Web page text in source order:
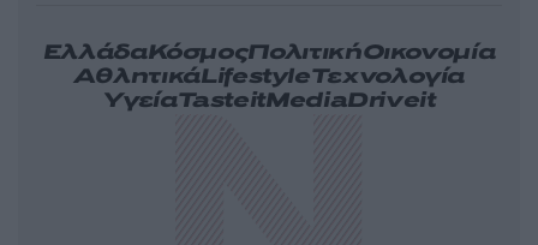
ΕλλάδαΚόσμοςΠολιτικήΟικονομία
ΑθλητικάLifestyleΤεχνολογία
ΥγείαTasteitMediaDriveit